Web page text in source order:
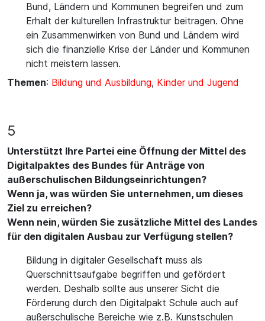
Bund, Ländern und Kommunen begreifen und zum
Erhalt der kulturellen Infrastruktur beitragen. Ohne
ein Zusammenwirken von Bund und Ländern wird
sich die finanzielle Krise der Länder und Kommunen
nicht meistern lassen.
Themen: Bildung und Ausbildung, Kinder und Jugend
5
Unterstützt Ihre Partei eine Öffnung der Mittel des
Digitalpaktes des Bundes für Anträge von
außerschulischen Bildungseinrichtungen?
Wenn ja, was würden Sie unternehmen, um dieses
Ziel zu erreichen?
Wenn nein, würden Sie zusätzliche Mittel des Landes
für den digitalen Ausbau zur Verfügung stellen?
Bildung in digitaler Gesellschaft muss als
Querschnittsaufgabe begriffen und gefördert
werden. Deshalb sollte aus unserer Sicht die
Förderung durch den Digitalpakt Schule auch auf
außerschulische Bereiche wie z.B. Kunstschulen